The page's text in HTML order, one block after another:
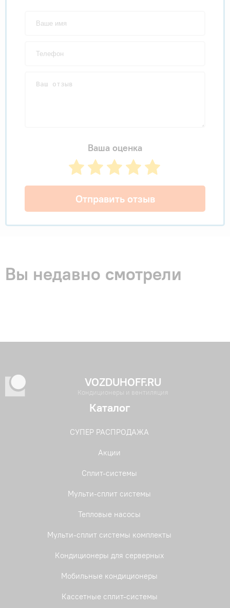
Ваша оценка
Отправить отзыв
Вы недавно смотрели
VOZDUHOFF.RU
Кондиционеры и вентиляция
Каталог
СУПЕР РАСПРОДАЖА
Акции
Сплит-системы
Мульти-сплит системы
Тепловые насосы
Мульти-сплит системы комплекты
Кондиционеры для серверных
Мобильные кондиционеры
Кассетные сплит-системы